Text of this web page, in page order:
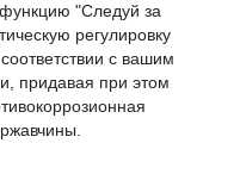
"Следуй за
регулировку
с вашим
придавая при этом